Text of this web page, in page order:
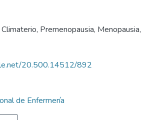
Climaterio, Premenopausia, Menopausia,
20.500.14512/892
de Enfermería